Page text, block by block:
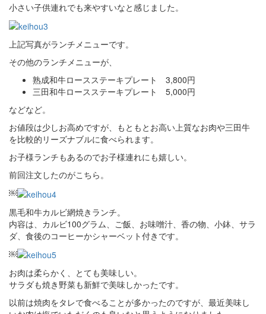
小さい子供連れでも来やすいなと感じました。
上記写真がランチメニューです。
その他のランチメニューが、
熟成和牛ロースステーキプレート 3,800円
三田和牛ロースステーキプレート 5,000円
などなど。
お値段は少しお高めですが、もともとお高い上質なお肉や三田牛
を比較的リーズナブルに食べられます。
お子様ランチもあるのでお子様連れにも嬉しい。
前回注文したのがこちら。
￼
黒毛和牛カルビ網焼きランチ。
内容は、カルビ100グラム、ご飯、お味噌汁、香の物、小鉢、サラ
ダ、食後のコーヒーかシャーベット付きです。
￼
お肉は柔らかく、とても美味しい。
サラダも焼き野菜も新鮮で美味しかったです。
以前は焼肉をタレで食べることが多かったのですが、最近美味し